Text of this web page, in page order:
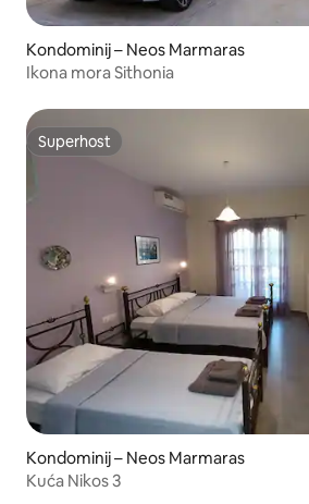
Kondominij – Neos Marmaras
Ikona mora Sithonia
Superhost
Superhost
Kondominij – Neos Marmaras
Kuća Nikos 3